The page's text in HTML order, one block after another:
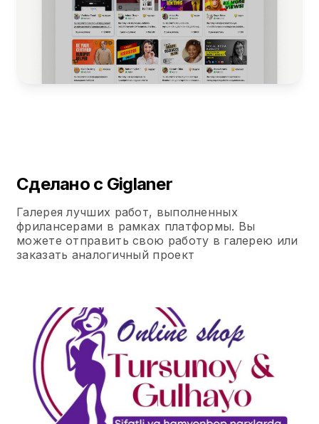
Сделано с Giglaner
Галерея лучших работ, выполненных
фрилансерами в рамках платформы. Вы
можете отправить свою работу в галерею или
заказать аналогичный проект